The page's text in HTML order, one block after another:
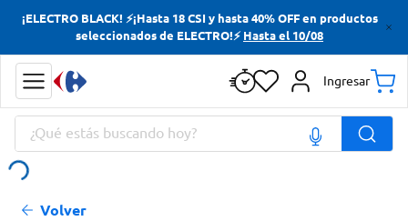
¡ELECTRO BLACK! ⚡¡Hasta 18 CSI y hasta 40% OFF en productos
seleccionados de ELECTRO!⚡ Hasta el 10/08
Ingresar
¿Qué estás buscando hoy?
Volver
Términos más buscados
Yerba
Términos más buscados
Yerba
Cerveza
Papas Fritas
Doves